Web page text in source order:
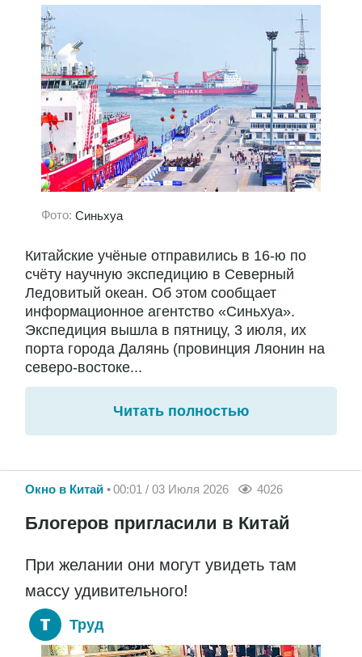
Фото: Синьхуа
Китайские учёные отправились в 16-ю по
счёту научную экспедицию в Северный
Ледовитый океан. Об этом сообщает
информационное агентство «Синьхуа».
Экспедиция вышла в пятницу, 3 июля, их
порта города Далянь (провинция Ляонин на
северо-востоке...
Читать полностью
Окно в Китай 00:01 / 03 Июля 2026 4026
Блогеров пригласили в Китай
При желании они могут увидеть там
массу удивительного!
Труд